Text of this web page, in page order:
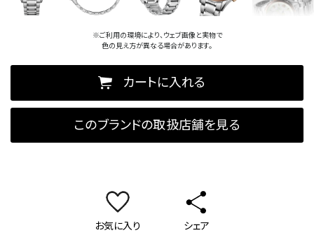
※ご利用の環境により、ウェブ画像と実物で
色の見え方が異なる場合があります。
カートに入れる
このブランドの取扱店舗を見る
お気に入り シェア